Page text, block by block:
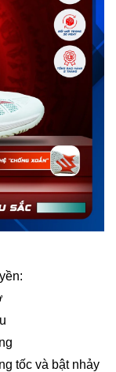
tốc và bật nhảy